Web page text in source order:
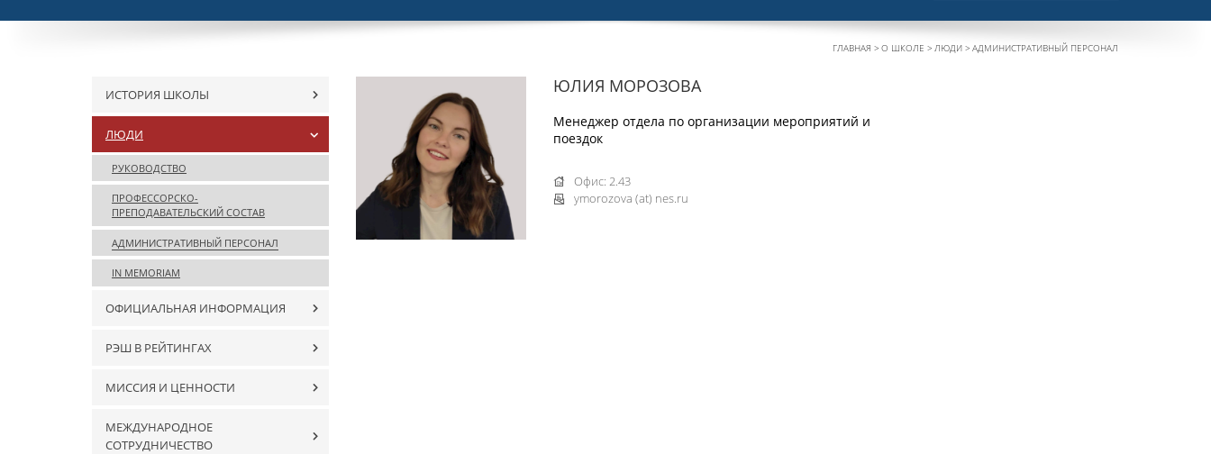
ГЛАВНАЯ О ШКОЛЕ ЛЮДИ АДМИНИСТРАТИВНЫЙ ПЕРСОНАЛ
ЮЛИЯ МОРОЗОВА
Менеджер отдела по организации мероприятий и
поездок
Офис: 2.43
ymorozova (at) nes.ru
ИСТОРИЯ ШКОЛЫ
ЛЮДИ
РУКОВОДСТВО
ПРОФЕССОРСКО-
ПРЕПОДАВАТЕЛЬСКИЙ СОСТАВ
АДМИНИСТРАТИВНЫЙ ПЕРСОНАЛ
IN MEMORIAM
ОФИЦИАЛЬНАЯ ИНФОРМАЦИЯ
РЭШ В РЕЙТИНГАХ
МИССИЯ И ЦЕННОСТИ
МЕЖДУНАРОДНОЕ
СОТРУДНИЧЕСТВО